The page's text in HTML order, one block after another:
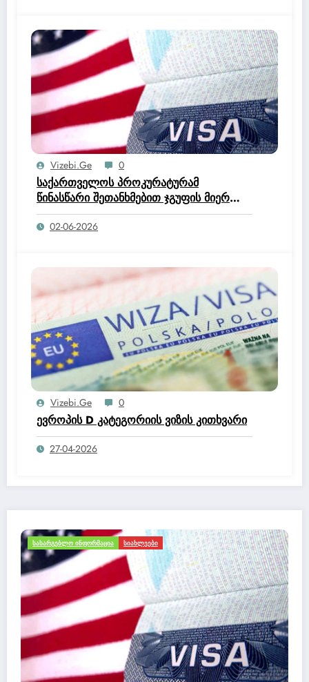
პროგრამა.
Vizebi.ge 0
საქართველოს პროკურატურამ
წინასწარი შეთანხმებით ჯგუფის მიერ
მოქალაქეთა კუთვნილი დიდი
ოდენობით თანხის მოტყუებით
დარჩენისთვის ხელშეწყობის,
საქართველოს მოქალაქისთვის უცხო
ქვეყანაში თავშესაფრის მისაღებად
მცდარი ინფორმაციის წარდგენის
ხელშეწყობის და ორგანიზების, ასევე
ყალბი ოფიციალური დოკუმენტის
დამზადება-გასაღების ფაქტებზე 3 პირი
დააკავა და 6 პირის მიმართ
სისხლისსამართლებრივი დევნა დაიწყო.
02-06-2026
Vizebi.ge 0
ევროპის D კატეგორიის ვიზის კითხვარი
27-04-2026
ᲛᲝᲒᲖᲐᲣᲠᲝᲑᲐ ᲓᲐ ᲢᲣᲠᲘᲖᲛᲘ ᲡᲐᲡᲐᲠᲒᲔᲑᲚᲝ